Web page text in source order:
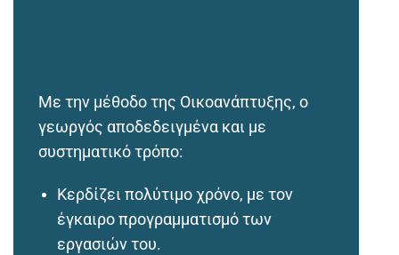
Με την μέθοδο της Οικοανάπτυξης, ο
γεωργός αποδεδειγμένα και με
συστηματικό τρόπο:
Κερδίζει πολύτιμο χρόνο, με τον
έγκαιρο προγραμματισμό των
εργασιών του.